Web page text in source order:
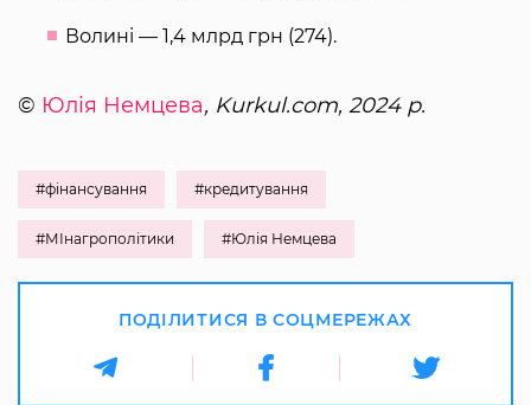
Волині — 1,4 млрд грн (274).
© Юлія Немцева, Kurkul.com, 2024 р.
#фінансування #кредитування
#МІнагрополітики #Юлія Немцева
ПОДІЛИТИСЯ В СОЦМЕРЕЖАХ